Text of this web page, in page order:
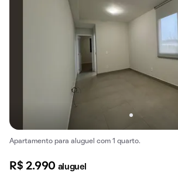
Apartamento para aluguel com 1 quarto.
R$ 2.990 aluguel